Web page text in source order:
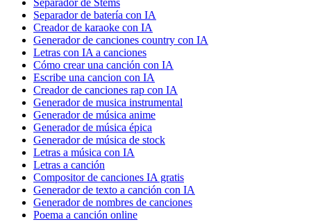
Separador de Stems
Separador de batería con IA
Creador de karaoke con IA
Generador de canciones country con IA
Letras con IA a canciones
Cómo crear una canción con IA
Escribe una cancion con IA
Creador de canciones rap con IA
Generador de musica instrumental
Generador de música anime
Generador de música épica
Generador de música de stock
Letras a música con IA
Letras a canción
Compositor de canciones IA gratis
Generador de texto a canción con IA
Generador de nombres de canciones
Poema a canción online